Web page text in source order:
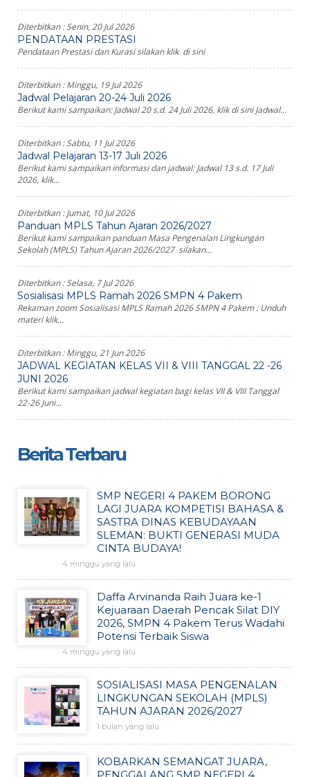
Diterbitkan :Senin, 20 Jul 2026
PENDATAAN PRESTASI
Pendataan Prestasi dan Kurasi silakan klik di sini
Diterbitkan :Minggu, 19 Jul 2026
Jadwal Pelajaran 20-24 Juli 2026
Berikut kami sampaikan: Jadwal 20 s.d. 24 Juli 2026, klik di sini Jadwal...
Diterbitkan :Sabtu, 11 Jul 2026
Jadwal Pelajaran 13-17 Juli 2026
Berikut kami sampaikan informasi dan jadwal: Jadwal 13 s.d. 17 Juli
2026, klik...
Diterbitkan :Jumat, 10 Jul 2026
Panduan MPLS Tahun Ajaran 2026/2027
Berikut kami sampaikan panduan Masa Pengenalan Lingkungan
Sekolah (MPLS) Tahun Ajaran 2026/2027 silakan...
Diterbitkan :Selasa, 7 Jul 2026
Sosialisasi MPLS Ramah 2026 SMPN 4 Pakem
Rekaman zoom Sosialisasi MPLS Ramah 2026 SMPN 4 Pakem : Unduh
materi klik...
Diterbitkan :Minggu, 21 Jun 2026
JADWAL KEGIATAN KELAS VII & VIII TANGGAL 22 -26
JUNI 2026
Berikut kami sampaikan jadwal kegiatan bagi kelas VII & VIII Tanggal
22-26 Juni...
Berita Terbaru
SMP NEGERI 4 PAKEM BORONG
LAGI JUARA KOMPETISI BAHASA &
SASTRA DINAS KEBUDAYAAN
SLEMAN: BUKTI GENERASI MUDA
CINTA BUDAYA!
4 minggu yang lalu
Daffa Arvinanda Raih Juara ke-1
Kejuaraan Daerah Pencak Silat DIY
2026, SMPN 4 Pakem Terus Wadahi
Potensi Terbaik Siswa
4 minggu yang lalu
SOSIALISASI MASA PENGENALAN
LINGKUNGAN SEKOLAH (MPLS)
TAHUN AJARAN 2026/2027
1 bulan yang lalu
KOBARKAN SEMANGAT JUARA,